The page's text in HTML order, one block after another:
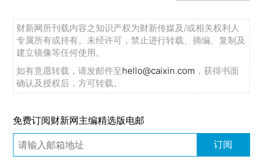
财新网所刊载内容之知识产权为财新传媒及/或相关权利人
专属所有或持有。未经许可，禁止进行转载、摘编、复制及
建立镜像等任何使用。
如有意愿转载，请发邮件至hello@caixin.com ，获得书面
确认及授权后，方可转载。
免费订阅财新网主编精选版电邮
订阅